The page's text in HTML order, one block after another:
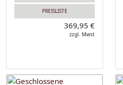
PREISLISTE
369,95 €
zzgl. Mwst